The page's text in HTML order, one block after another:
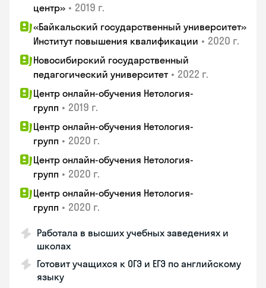
центр» • 2019 г.
«Байкальский государственный университет»
Институт повышения квалификации • 2020 г.
Новосибирский государственный
педагогический университет • 2022 г.
Центр онлайн-обучения Нетология-
групп • 2019 г.
Центр онлайн-обучения Нетология-
групп • 2020 г.
Центр онлайн-обучения Нетология-
групп • 2020 г.
Центр онлайн-обучения Нетология-
групп • 2020 г.
Работала в высших учебных заведениях и
школах
Готовит учащихся к ОГЭ и ЕГЭ по английскому
языку